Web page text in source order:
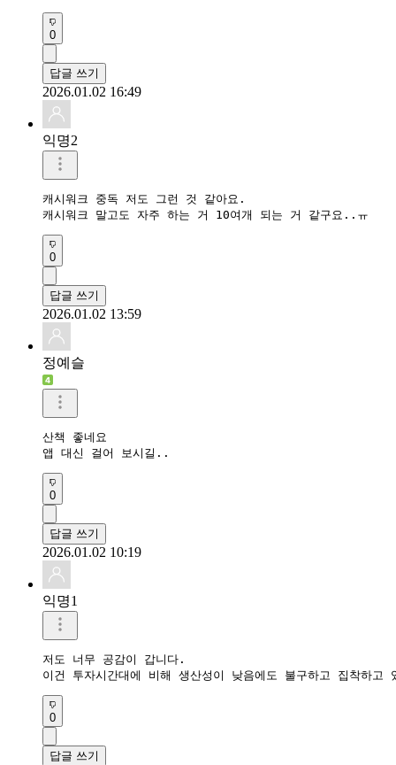
0
답글 쓰기
2026.01.02 16:49
익명2
캐시워크 중독 저도 그런 것 같아요.
캐시워크 말고도 자주 하는 거 10여개 되는 거 같구요..ㅠ
0
답글 쓰기
2026.01.02 13:59
정예슬
산책 좋네요
앱 대신 걸어 보시길..
0
답글 쓰기
2026.01.02 10:19
익명1
저도 너무 공감이 갑니다.
이건 투자시간대에 비해 생산성이 낮음에도 불구하고 집착하고
0
답글 쓰기